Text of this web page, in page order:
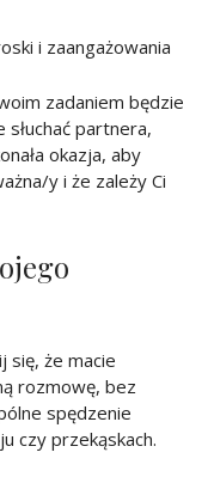
i zaangażowania
zadaniem będzie
słuchać partnera,
okazja, aby
y i że zależy Ci
się, że macie
rozmowę, bez
spędzenie
czy przekąskach.